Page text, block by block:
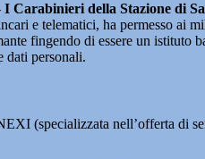
I Carabinieri della Stazione di
e telematici, ha permesso ai
fingendo di essere un istituto
dati personali.
(specializzata nell’offerta di